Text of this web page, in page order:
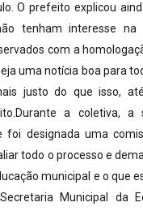
O prefeito explicou
tenham interesse na
com a
uma notícia boa para
justo do que isso,
a coletiva, a
foi designada uma
todo o processo e
municipal e o que
Municipal da